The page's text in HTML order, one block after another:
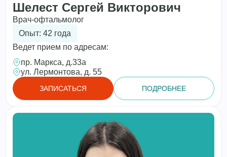
Шелест Сергей Викторович
Врач-офтальмолог
Опыт: 42 года
Ведет прием по адресам:
пр. Маркса, д.33а
ул. Лермонтова, д. 55
ЗАПИСАТЬСЯ ПОДРОБНЕЕ